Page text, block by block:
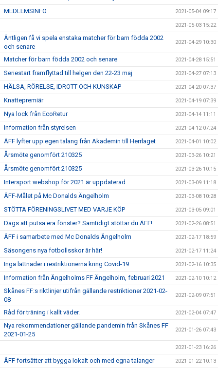
MEDLEMSINFO 2021-05-04 09:17
2021-05-03 15:22
Äntligen få vi spela enstaka matcher för barn födda 2002
och senare
2021-04-29 10:30
Matcher för barn födda 2002 och senare 2021-04-28 15:51
Seriestart framflyttad till helgen den 22-23 maj 2021-04-27 07:13
HÄLSA, RÖRELSE, IDROTT OCH KUNSKAP 2021-04-20 07:37
Knattepremiär 2021-04-19 07:39
Nya lock från EcoRetur 2021-04-14 11:11
Information från styrelsen 2021-04-12 07:24
ÄFF lyfter upp egen talang från Akademin till Herrlaget 2021-04-01 10:02
Årsmöte genomfört 210325 2021-03-26 10:21
Årsmöte genomfört 210325 2021-03-26 10:15
Intersport webshop för 2021 är uppdaterad 2021-03-09 11:18
ÄFF-Målet på Mc Donalds Ängelholm 2021-03-08 10:28
STÖTTA FÖRENINGSLIVET MED VARJE KÖP 2021-03-05 09:01
Dags att putsa era fönster? Samtidigt stöttar du ÄFF! 2021-02-26 08:51
ÄFF i samarbete med Mc Donalds Ängelholm 2021-02-17 18:59
Säsongens nya fotbollsskor är här! 2021-02-17 11:24
Inga lättnader i restriktionerna kring Covid-19 2021-02-16 10:35
Information från Ängelholms FF Ängelholm, februari 2021 2021-02-10 10:12
Skånes FF:s riktlinjer utifrån gällande restriktioner 2021-02-
08
2021-02-09 07:51
Råd för träning i kallt väder. 2021-02-04 07:47
Nya rekommendationer gällande pandemin från Skånes FF
2021-01-25
2021-01-26 07:43
2021-01-23 16:26
ÄFF fortsätter att bygga lokalt och med egna talanger 2021-01-22 10:13